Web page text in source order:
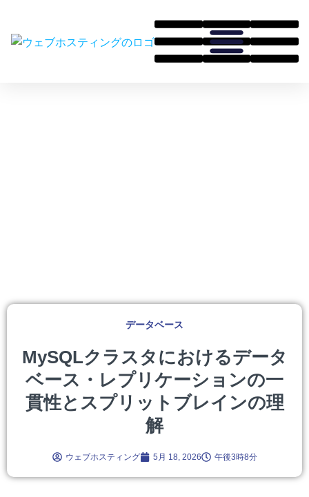
データベース
MySQLクラスタにおけるデータ
ベース・レプリケーションの一
貫性とスプリットブレインの理
解
ウェブホスティング 5月 18, 2026 午後3時8分